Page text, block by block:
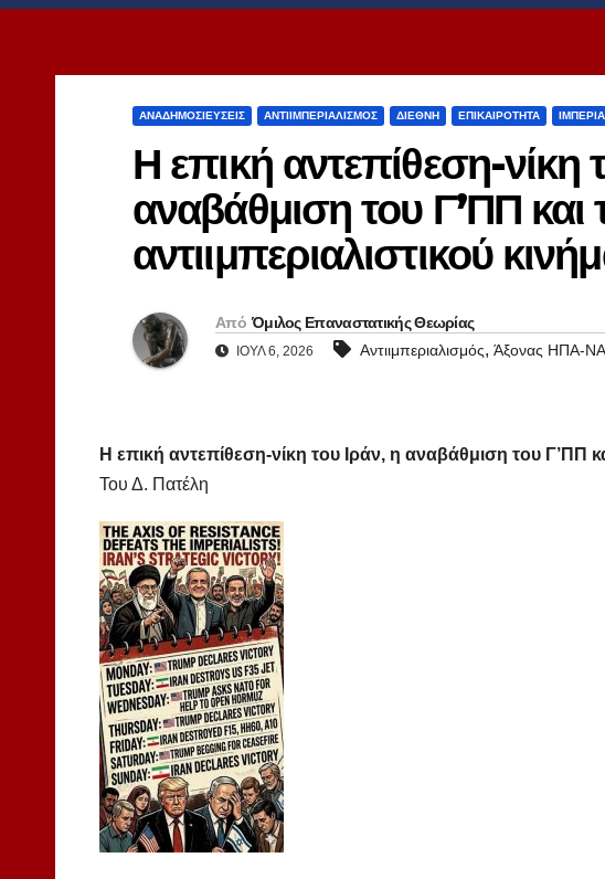
ΑΝΑΔΗΜΟΣΙΕΎΣΕΙΣ ΑΝΤΙΙΜΠΕΡΙΑΛΙΣΜΌΣ ΔΙΕΘΝΉ ΕΠΙΚΑΙΡΌΤΗΤΑ
Η επική αντεπίθεση-νίκη
αναβάθμιση του Γ’ΠΠ και
αντιιμπεριαλιστικού
Από Όμιλος Επαναστατικής Θεωρίας
ΙΟΎΛ 6, 2026 Αντιιμπεριαλισμός, Άξονας ΗΠΑ-
Η επική αντεπίθεση-νίκη του Ιράν, η αναβάθμιση του Γ’ΠΠ
Του Δ. Πατέλη